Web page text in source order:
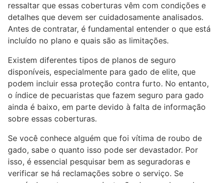
ressaltar que essas coberturas vêm com condições e
detalhes que devem ser cuidadosamente analisados.
Antes de contratar, é fundamental entender o que está
incluído no plano e quais são as limitações.
Existem diferentes tipos de planos de seguro
disponíveis, especialmente para gado de elite, que
podem incluir essa proteção contra furto. No entanto,
o índice de pecuaristas que fazem seguro para gado
ainda é baixo, em parte devido à falta de informação
sobre essas coberturas.
Se você conhece alguém que foi vítima de roubo de
gado, sabe o quanto isso pode ser devastador. Por
isso, é essencial pesquisar bem as seguradoras e
verificar se há reclamações sobre o serviço. Se